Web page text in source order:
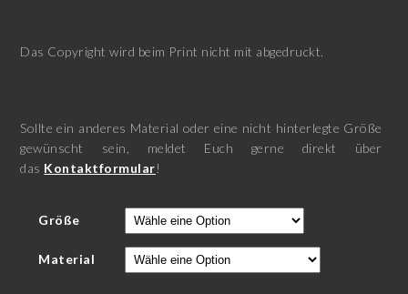
Das Copyright wird beim Print nicht mit abgedruckt.
Sollte ein anderes Material oder eine nicht hinterlegte Größe
gewünscht sein, meldet Euch gerne direkt über
das Kontaktformular!
Größe
Material